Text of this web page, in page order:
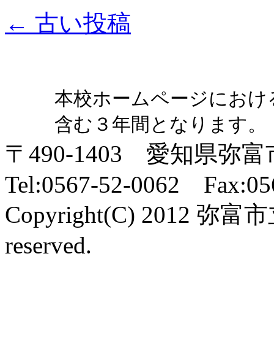
← 古い投稿
本校ホームページにお
含む３年間となります。
〒490-1403 愛知県弥
Tel:0567-52-0062
Copyright(C) 2012 弥富
reserved.